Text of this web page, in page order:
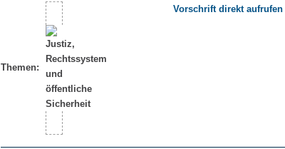
Themen:
Vorschrift direkt aufrufen